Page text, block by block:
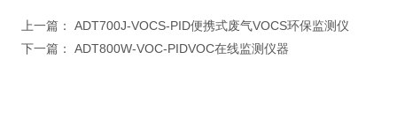
上一篇： ADT700J-VOCS-PID便携式废气VOCS环保监测仪
下一篇： ADT800W-VOC-PIDVOC在线监测仪器